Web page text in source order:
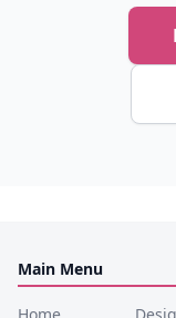
Main Menu